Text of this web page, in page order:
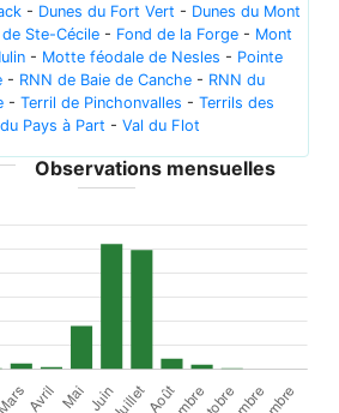
- Dunes du Fort Vert - Dunes du Mont
Ste-Cécile - Fond de la Forge - Mont
- Motte féodale de Nesles - Pointe
- RNN de Baie de Canche - RNN du
- Terril de Pinchonvalles - Terrils des
Pays à Part - Val du Flot
Observations mensuelles